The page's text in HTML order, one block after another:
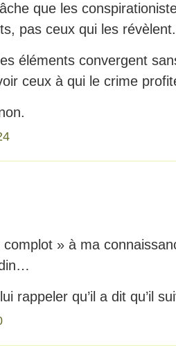
que les
pas ceux qui les révèlent.
éléments convergent
ceux à qui le crime
» à ma
rappeler qu’il a dit qu’il